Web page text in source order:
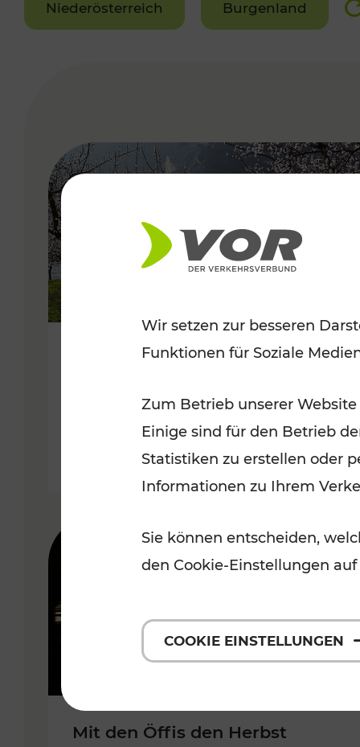
Niederösterreich Burgenland
Frühlingsbeginn in der
Kategorien: Erholung,
Mit den Öffis den Herbst
Wir setzen zur besseren
Funktionen für Soziale
Zum Betrieb unserer
Einige sind für den Betrieb
Statistiken zu erstellen oder
Informationen zu Ihrem
Sie können entscheiden,
den Cookie-Einstellungen
COOKIE EINSTELLUNGEN